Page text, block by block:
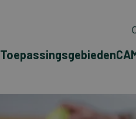
Toepassingsgebieden